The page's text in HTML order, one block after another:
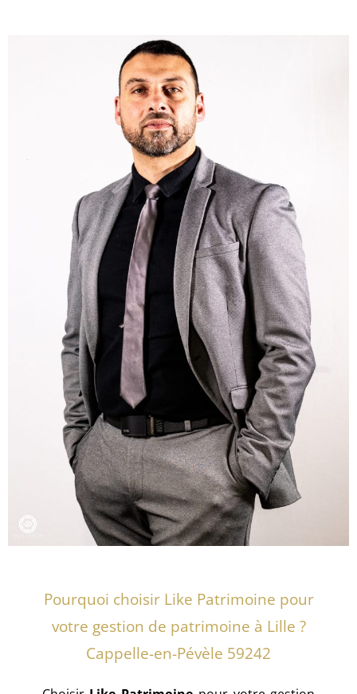
Pourquoi choisir Like Patrimoine pour
votre gestion de patrimoine à Lille ?
Cappelle-en-Pévèle 59242